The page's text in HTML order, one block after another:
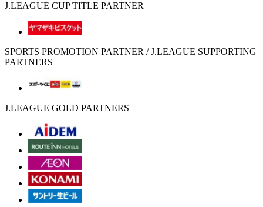
J.LEAGUE CUP TITLE PARTNER
SPORTS PROMOTION PARTNER / J.LEAGUE SUPPORTING
PARTNERS
J.LEAGUE GOLD PARTNERS